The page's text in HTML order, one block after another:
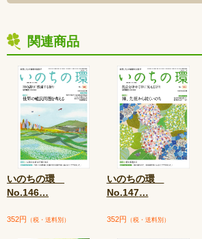
関連商品
いのちの環
No.146…
352円 （税・送料別）
いのちの環
No.147…
352円 （税・送料別）